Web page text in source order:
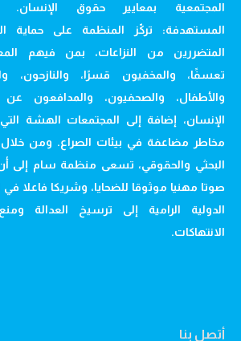
المجتمعية بمعايير حقوق الإنسان.
المستهدفة: تركّز المنظمة على حماية
المتضررين من النزاعات، بمن فيهم
تعسفًا، والمخفيون قسرًا، والنازحون،
والأطفال، والصحفيون، والمدافعون
الإنسان، إضافة إلى المجتمعات الهشة
مخاطر مضاعفة في بيئات الصراع. ومن
البحثي والحقوقي، تسعى منظمة سام إلى
صوتا مهنيا موثوقا للضحايا، وشريكا فاعلا في
الدولية الرامية إلى ترسيخ العدالة
الانتهاكات.
أتصل بنا